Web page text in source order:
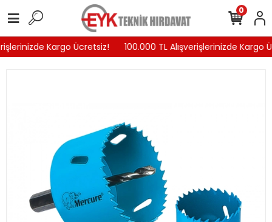
Kargo Ücretsiz! 100.000 TL Alışverişlerinizde Kargo
0